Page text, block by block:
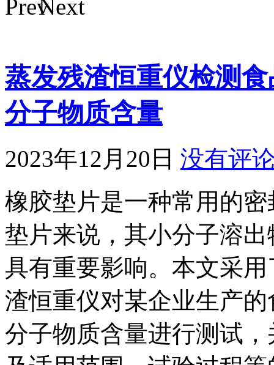
蒸发残渣恒重仪检测
分子物质含量
2023年12月20日 没有评
橡胶垫片是一种常用的
垫片来说，其小分子溶
具有重要影响。本文采用
渣恒重仪对某企业生产
分子物质含量进行测试